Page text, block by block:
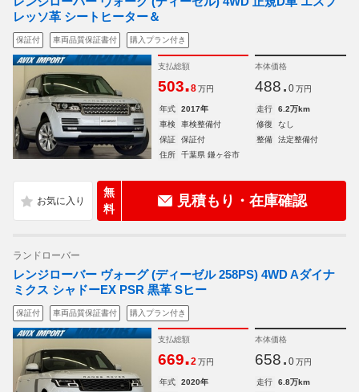
レッソ革 シートヒーター＆
保証付 車両品質保証書付 購入プラン付き
支払総額
503.8 万円
本体価格
488. 0 万円
年式 2017年 走行
6.2万km
車検
車検整備付 修復
なし
保証
保証付 整備
法定整備付
住所
千葉県 鎌ヶ谷市
無
料
見積もり・在庫確認
ランドローバー
レンジローバー ヴォーグ (ディーゼル 258PS) 4WD Aダイナ
ミクス シャドーEX PSR 黒革 Sヒー
保証付 車両品質保証書付 購入プラン付き
支払総額
669.2 万円
本体価格
658. 0 万円
年式 2020年 走行
6.8万km